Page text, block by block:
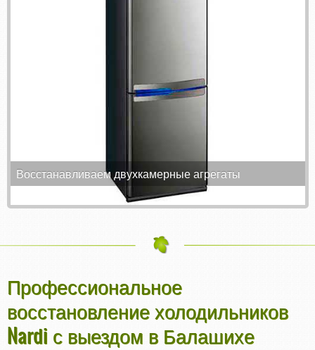
Восстанавливаем двухкамерные агрегаты
Профессиональное
восстановление холодильников
Nardi с выездом в Балашихе